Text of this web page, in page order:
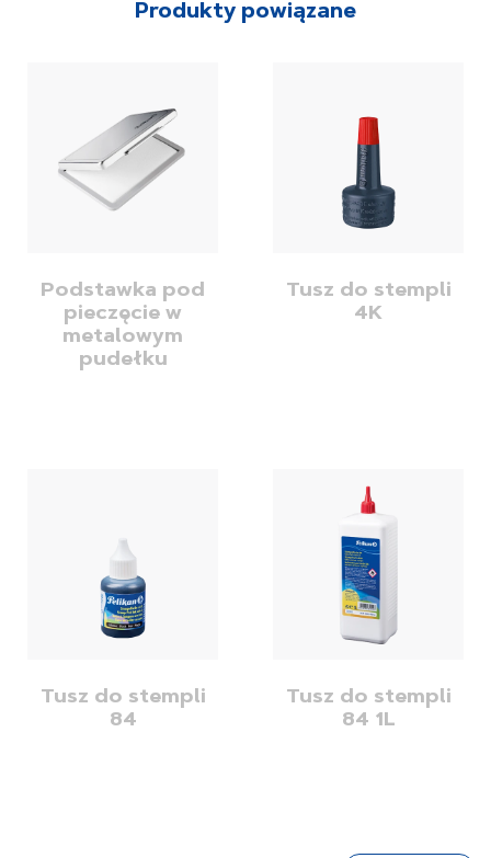
Produkty powiązane
Podstawka pod
pieczęcie w
metalowym
pudełku
Tusz do stempli
4K
Tusz do stempli
84
Tusz do stempli
84 1L